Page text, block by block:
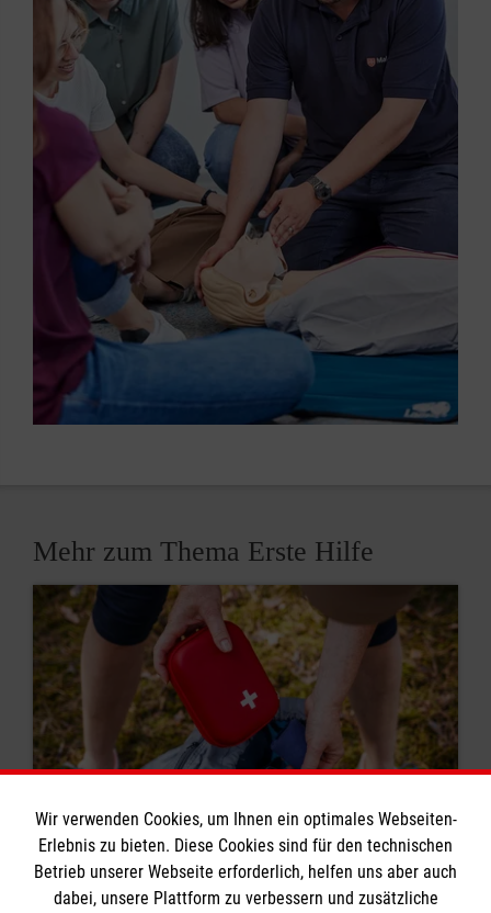
Mehr zum Thema Erste Hilfe
8 Erste-Hilfe-Mythen
Wir verwenden Cookies, um Ihnen ein optimales Webseiten-
Erlebnis zu bieten. Diese Cookies sind für den technischen
Betrieb unserer Webseite erforderlich, helfen uns aber auch
dabei, unsere Plattform zu verbessern und zusätzliche